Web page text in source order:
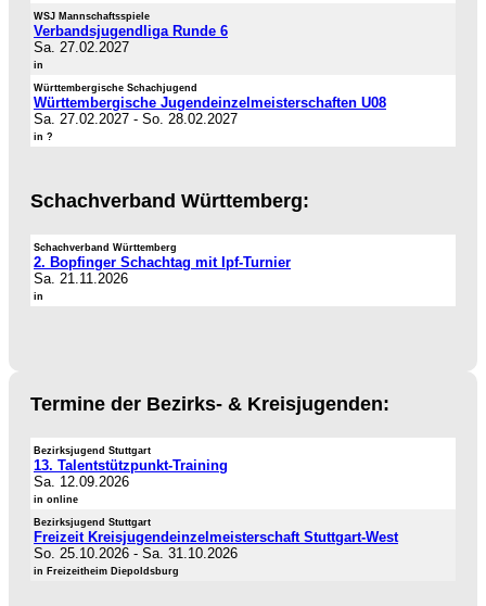
WSJ Mannschaftsspiele
Verbandsjugendliga Runde 6
Sa. 27.02.2027
in
Württembergische Schachjugend
Württembergische Jugendeinzelmeisterschaften U08
Sa. 27.02.2027 - So. 28.02.2027
in ?
Schachverband Württemberg:
Schachverband Württemberg
2. Bopfinger Schachtag mit Ipf-Turnier
Sa. 21.11.2026
in
Termine der Bezirks- & Kreisjugenden:
Bezirksjugend Stuttgart
13. Talentstützpunkt-Training
Sa. 12.09.2026
in online
Bezirksjugend Stuttgart
Freizeit Kreisjugendeinzelmeisterschaft Stuttgart-West
So. 25.10.2026 - Sa. 31.10.2026
in Freizeitheim Diepoldsburg